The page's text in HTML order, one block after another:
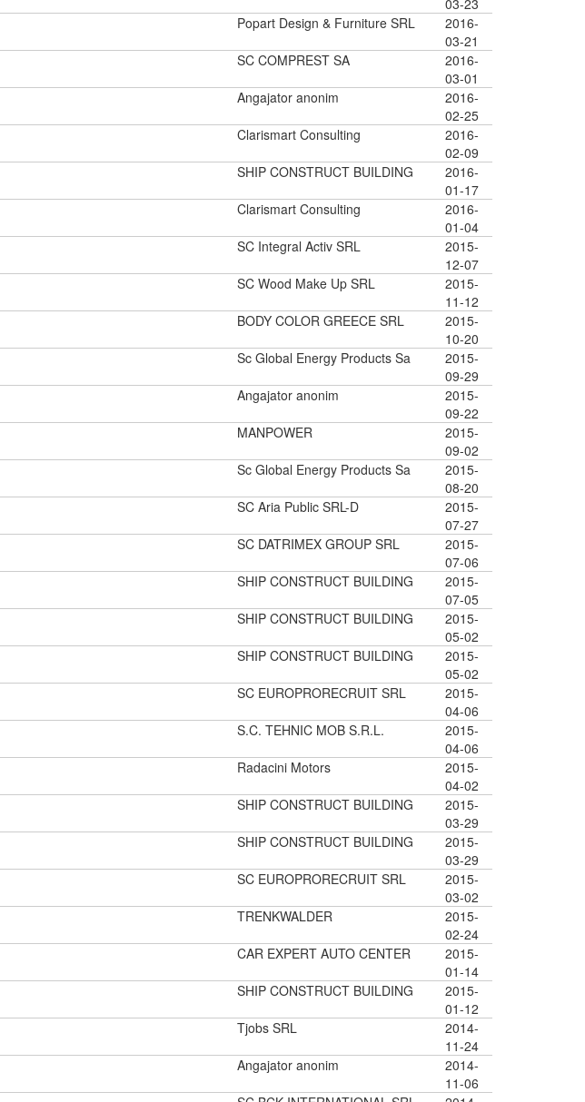
03-23
Popart Design & Furniture SRL
2016-
03-21
SC COMPREST SA
2016-
03-01
Angajator anonim
2016-
02-25
Clarismart Consulting
2016-
02-09
SHIP CONSTRUCT BUILDING
2016-
01-17
Clarismart Consulting
2016-
01-04
SC Integral Activ SRL
2015-
12-07
SC Wood Make Up SRL
2015-
11-12
BODY COLOR GREECE SRL
2015-
10-20
Sc Global Energy Products Sa
2015-
09-29
Angajator anonim
2015-
09-22
MANPOWER
2015-
09-02
Sc Global Energy Products Sa
2015-
08-20
SC Aria Public SRL-D
2015-
07-27
SC DATRIMEX GROUP SRL
2015-
07-06
SHIP CONSTRUCT BUILDING
2015-
07-05
SHIP CONSTRUCT BUILDING
2015-
05-02
SHIP CONSTRUCT BUILDING
2015-
05-02
SC EUROPRORECRUIT SRL
2015-
04-06
S.C. TEHNIC MOB S.R.L.
2015-
04-06
Radacini Motors
2015-
04-02
SHIP CONSTRUCT BUILDING
2015-
03-29
SHIP CONSTRUCT BUILDING
2015-
03-29
SC EUROPRORECRUIT SRL
2015-
03-02
TRENKWALDER
2015-
02-24
CAR EXPERT AUTO CENTER
2015-
01-14
SHIP CONSTRUCT BUILDING
2015-
01-12
Tjobs SRL
2014-
11-24
Angajator anonim
2014-
11-06